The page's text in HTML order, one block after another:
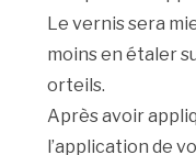
Le vernis sera
moins en étaler
orteils.
Après avoir
l’application de